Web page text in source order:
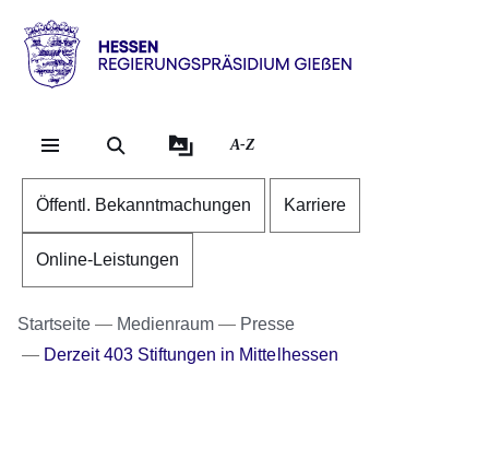
Direkt zum Kopf der
Direkt zum Inhalt
Direkt zum Fuß der
Hessen
RP
A-Z
Öffentl. Bekanntmachungen Karriere
Online-Leistungen
Startseite Medienraum
Presse
Derzeit 403 Stiftungen in Mittelhessen